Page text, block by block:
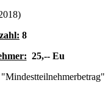
8
25,-- Eu